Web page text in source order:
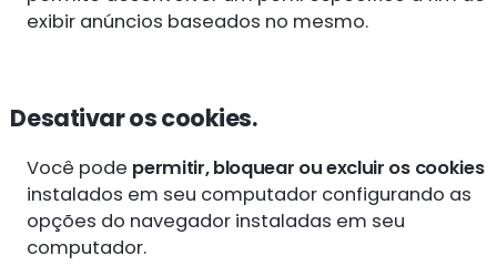
exibir anúncios baseados no mesmo.
Desativar os cookies.
Você pode permitir, bloquear ou excluir os cookies
instalados em seu computador configurando as
opções do navegador instaladas em seu
computador.